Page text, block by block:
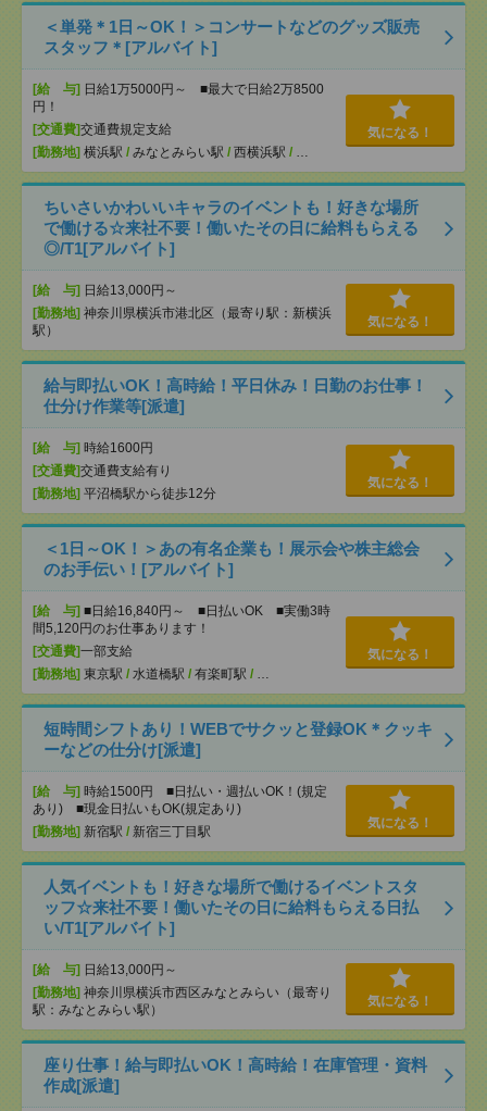
＜単発＊1日～OK！＞コンサートなどのグッズ販売
スタッフ＊[アルバイト]
[給 与] 日給1万5000円～ ■最大で日給2万8500
円！
[交通費]交通費規定支給
[勤務地] 横浜駅 / みなとみらい駅 / 西横浜駅 / …
気になる！
ちいさいかわいいキャラのイベントも！好きな場所
で働ける☆来社不要！働いたその日に給料もらえる
◎/T1[アルバイト]
[給 与] 日給13,000円～
[勤務地] 神奈川県横浜市港北区（最寄り駅：新横浜
駅）
気になる！
給与即払いOK！高時給！平日休み！日勤のお仕事！
仕分け作業等[派遣]
[給 与] 時給1600円
[交通費]交通費支給有り
[勤務地] 平沼橋駅から徒歩12分
気になる！
＜1日～OK！＞あの有名企業も！展示会や株主総会
のお手伝い！[アルバイト]
[給 与] ■日給16,840円～ ■日払いOK ■実働3時
間5,120円のお仕事あります！
[交通費]一部支給
[勤務地] 東京駅 / 水道橋駅 / 有楽町駅 / …
気になる！
短時間シフトあり！WEBでサクッと登録OK＊クッキ
ーなどの仕分け[派遣]
[給 与] 時給1500円 ■日払い・週払いOK！(規定
あり) ■現金日払いもOK(規定あり)
[勤務地] 新宿駅 / 新宿三丁目駅
気になる！
人気イベントも！好きな場所で働けるイベントスタ
ッフ☆来社不要！働いたその日に給料もらえる日払
い/T1[アルバイト]
[給 与] 日給13,000円～
[勤務地] 神奈川県横浜市西区みなとみらい（最寄り
駅：みなとみらい駅）
気になる！
座り仕事！給与即払いOK！高時給！在庫管理・資料
作成[派遣]